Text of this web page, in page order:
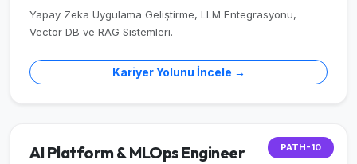
Yapay Zeka Uygulama Geliştirme, LLM Entegrasyonu,
Vector DB ve RAG Sistemleri.
Kariyer Yolunu İncele →
PATH-10
AI Platform & MLOps Engineer